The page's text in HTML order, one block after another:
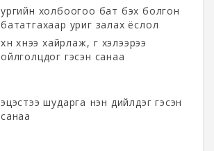
ургийн холбоогоо бат бэх болгон
бататгахаар уриг залах ёслол
хүн хүнээ хайрлаж, үг хэлээрээ
ойлголцдог гэсэн санаа
эцэстээ шударга үнэн дийлдэг гэсэн
санаа